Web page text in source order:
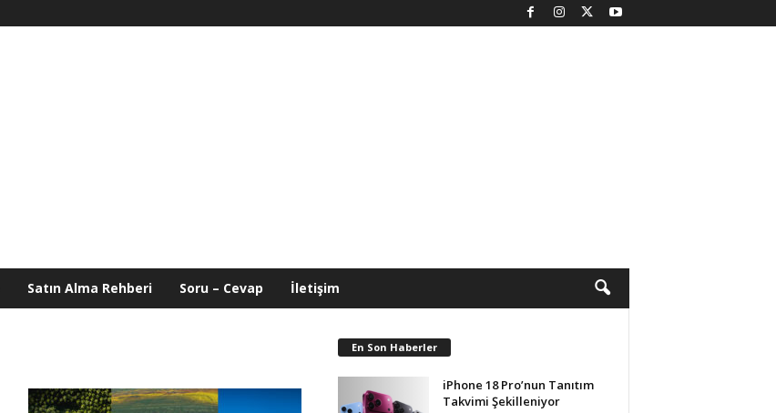
Satın Alma Rehberi Soru – Cevap İletişim
En Son Haberler
iPhone 18 Pro’nun Tanıtım
Takvimi Şekilleniyor